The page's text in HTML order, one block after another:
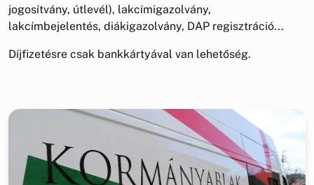
jogosítvány, útlevél), lakcímigazolvány,
lakcímbejelentés, diákigazolvány, DAP regisztráció...
Díjfizetésre csak bankkártyával van lehetőség.